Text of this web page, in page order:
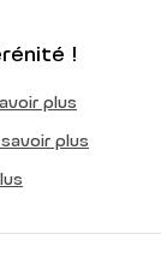
!
plus
plus